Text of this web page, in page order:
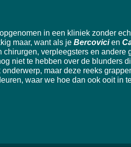
in een kliniek zonder
maar, want als je Bercovici en
chirurgen, verpleegsters en andere
niet te hebben over de blunders
maar deze reeks
waar we hoe dan ook ooit in